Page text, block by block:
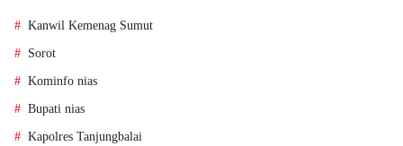
Kanwil Kemenag Sumut
Sorot
Kominfo nias
Bupati nias
Kapolres Tanjungbalai